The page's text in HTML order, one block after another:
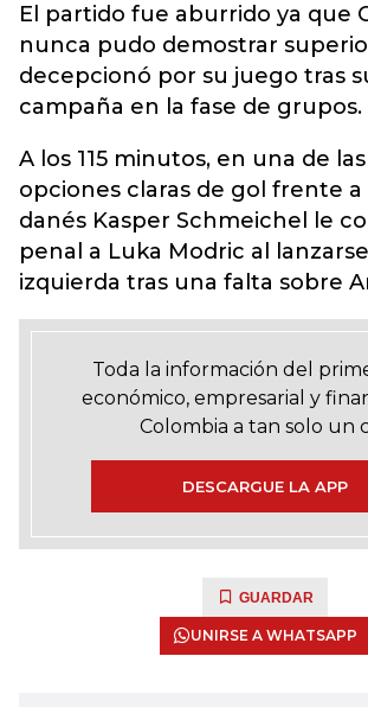
El partido fue aburrido ya que
nunca pudo demostrar
decepcionó por su juego tras
campaña en la fase de grupos.
A los 115 minutos, en una de
opciones claras de gol frente a
danés Kasper Schmeichel le
penal a Luka Modric al
izquierda tras una falta sobre
Toda la información del
económico, empresarial y
Colombia a tan solo un
DESCARGUE LA APP
GUARDAR
UNIRSE A WHATSAPP